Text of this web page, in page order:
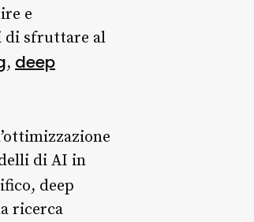
e
di sfruttare al
, deep
di AI in
deep
ricerca